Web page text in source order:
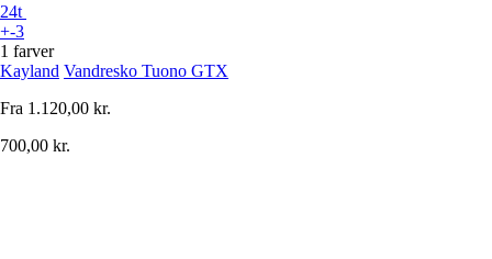
24t
+-3
1 farver
Kayland Vandresko Tuono GTX
Fra 1.120,00 kr.
700,00 kr.